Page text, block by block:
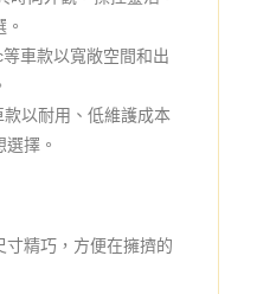
車款以寬敞空間和出
款以耐用、低維護成本
擇。
寸精巧，方便在擁擠的